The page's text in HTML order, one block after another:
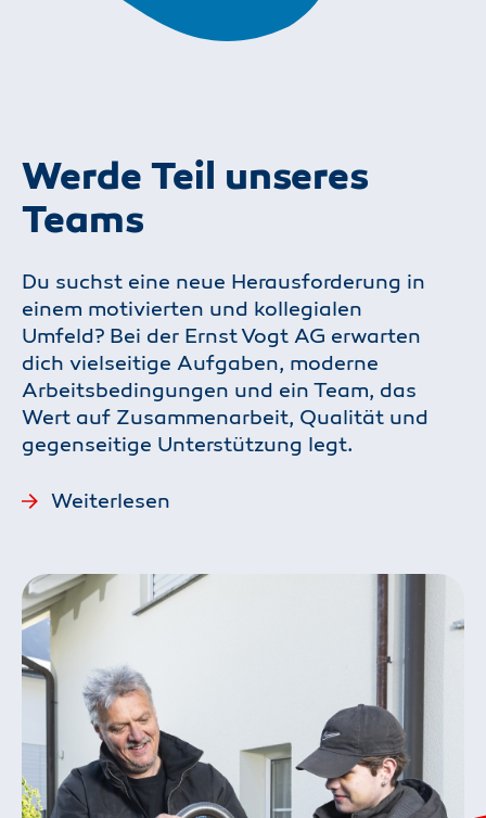
Werde Teil unseres
Teams
Du suchst eine neue Herausforderung in
einem motivierten und kollegialen
Umfeld? Bei der Ernst Vogt AG erwarten
dich vielseitige Aufgaben, moderne
Arbeitsbedingungen und ein Team, das
Wert auf Zusammenarbeit, Qualität und
gegenseitige Unterstützung legt.
Weiterlesen